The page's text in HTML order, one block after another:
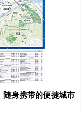
随身携带的便捷城市